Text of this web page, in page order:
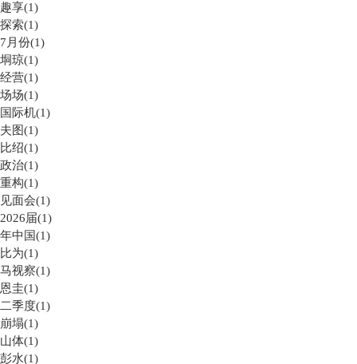
趣享(1)
探索(1)
7月份(1)
垌琼(1)
经营(1)
场场(1)
国际机(1)
夫图(1)
比绍(1)
政治(1)
重构(1)
见面会(1)
2026届(1)
年中国(1)
比为(1)
马视察(1)
恩圭(1)
二季度(1)
崩塌(1)
山体(1)
彭水(1)